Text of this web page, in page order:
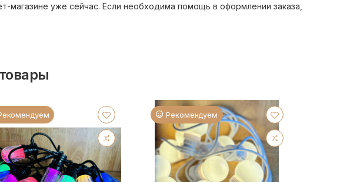
уже сейчас. Если необходима помощь в оформлении заказа,
Рекомендуем